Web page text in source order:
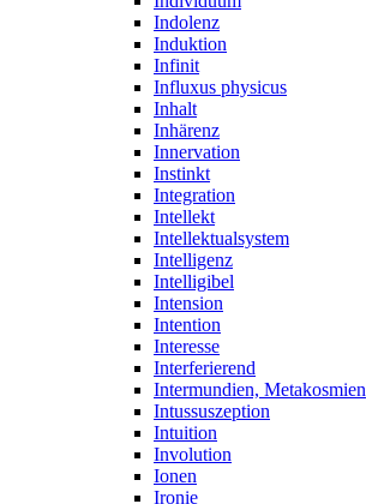
Indolenz
Induktion
Infinit
Influxus physicus
Inhalt
Inhärenz
Innervation
Instinkt
Integration
Intellekt
Intellektualsystem
Intelligenz
Intelligibel
Intension
Intention
Interesse
Interferierend
Intermundien, Metakosmien
Intussuszeption
Intuition
Involution
Ionen
Ironie